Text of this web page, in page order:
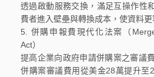
透過啟動服務交換，滿足互操作性
費者進入壁壘與轉換成本，使資料更
併購申報費現代化法案（
Act）
提高企業向政府申請併購案之審議
併購案審議費用從美金28萬提升至